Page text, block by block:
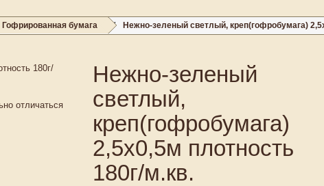
Гофрированная бумага Нежно-зеленый светлый, креп(гофробумага)
отличаться
Нежно-зеленый
светлый,
креп(гофробумага)
2,5х0,5м плотность
180г/м.кв.